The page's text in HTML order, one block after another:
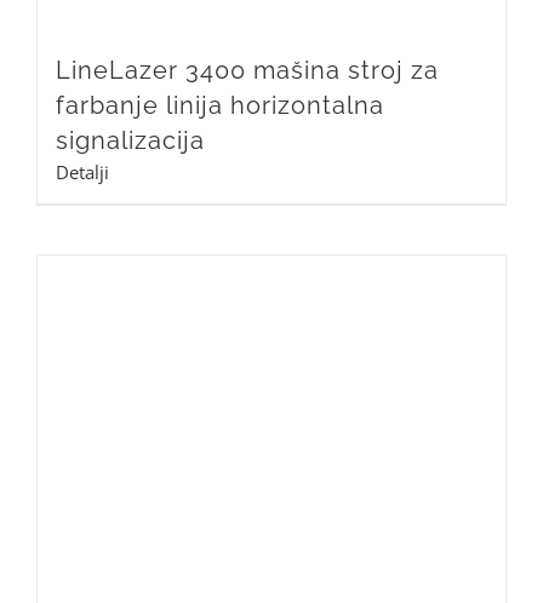
LineLazer 3400 mašina stroj za
farbanje linija horizontalna
signalizacija
Detalji